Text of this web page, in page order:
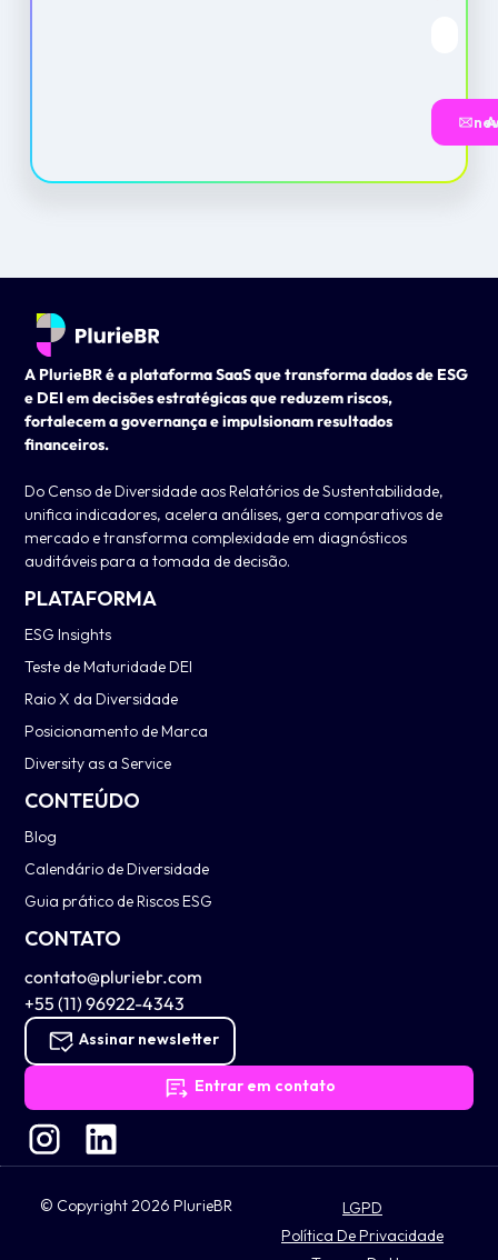
A PlurieBR é a plataforma SaaS que transforma dados de ESG
e DEI em decisões estratégicas que reduzem riscos,
fortalecem a governança e impulsionam resultados
financeiros.
Do Censo de Diversidade aos Relatórios de Sustentabilidade,
unifica indicadores, acelera análises, gera comparativos de
mercado e transforma complexidade em diagnósticos
auditáveis para a tomada de decisão.
PLATAFORMA
ESG Insights
Teste de Maturidade DEI
Raio X da Diversidade
Posicionamento de Marca
Diversity as a Service
CONTEÚDO
Blog
Calendário de Diversidade
Guia prático de Riscos ESG
CONTATO
contato@pluriebr.com
+55 (11) 96922-4343
Assinar newsletter
Entrar em contato
© Copyright 2026 PlurieBR
LGPD
Política De Privacidade